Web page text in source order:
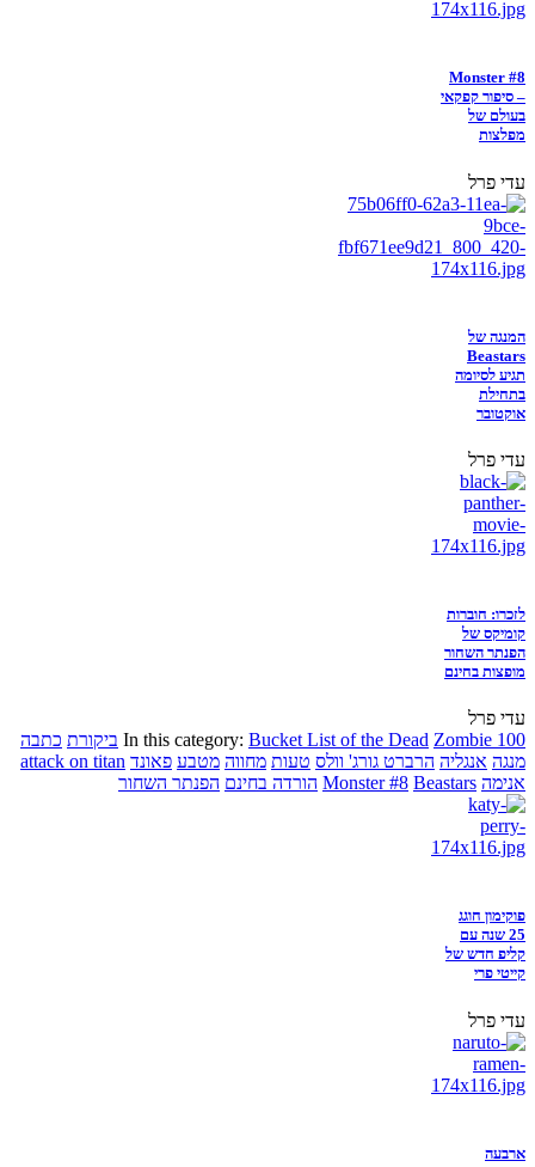
Monster #8
– סיפור קפקאי
בעולם של
מפלצות
עדי פרל
המנגה של
Beastars
תגיע לסיומה
בתחילת
אוקטובר
עדי פרל
לזכרו: חוברות
קומיקס של
הפנתר השחור
מופצות בחינם
עדי פרל
In this category: Bucket List of the Dead Zombie 100 ביקורת כתבה
מנגה אנגליה הרברט גורג' וולס טעות מחווה מטבע פאונד attack on titan
אנימה
Monster #8 Beastars הורדה בחינם הפנתר השחור
פוקימון חוגג
25 שנה עם
קליפ חדש של
קייטי פרי
עדי פרל
ארבעה